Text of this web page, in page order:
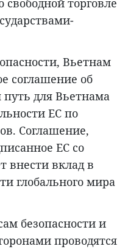
торговле
Вьетнам
соглашение об
путь для Вьетнама
ЕС по
Соглашение,
ЕС со
внести вклад в
глобального мира
безопасности и
проводятся